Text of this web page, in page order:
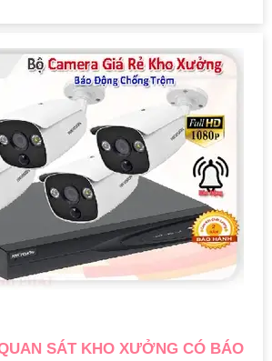
SÁT KHO XƯỞNG CÓ BÁO